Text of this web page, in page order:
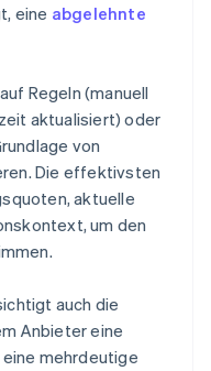
eine abgelehnte
Regeln (manuell
aktualisiert) oder
von
Die effektivsten
aktuelle
um den
auch die
Anbieter eine
mehrdeutige